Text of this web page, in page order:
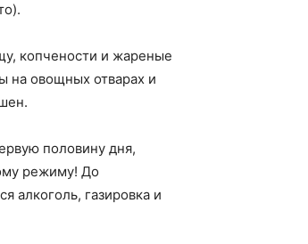
копчености и жареные
на овощных отварах и
половину дня,
режиму! До
алкоголь, газировка и